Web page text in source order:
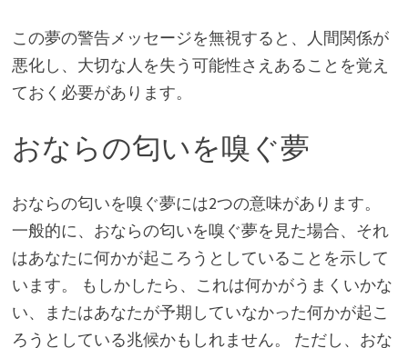
この夢の警告メッセージを無視すると、人間関係が
悪化し、大切な人を失う可能性さえあることを覚え
ておく必要があります。
おならの匂いを嗅ぐ夢
おならの匂いを嗅ぐ夢には2つの意味があります。
一般的に、おならの匂いを嗅ぐ夢を見た場合、それ
はあなたに何かが起ころうとしていることを示して
います。 もしかしたら、これは何かがうまくいかな
い、またはあなたが予期していなかった何かが起こ
ろうとしている兆候かもしれません。 ただし、おな